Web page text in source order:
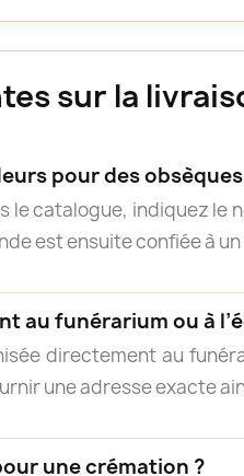
sur la
pour des obsèques
le catalogue, indiquez le
est ensuite confiée à
au funérarium ou à
directement au
une adresse exacte
une crémation ?